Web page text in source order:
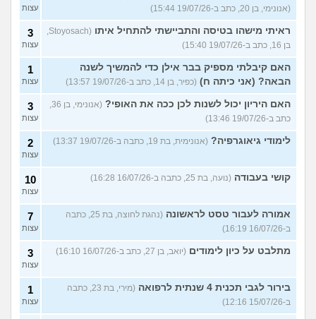
(אנונימי, בן 20, כתב ב-19/07/26 15:44) עצות
ראיתי מישהו בטיסה והתביישתי להתחיל איתו
(Stoyosach,
בן 16, כתב ב-19/07/26 15:40)
3
עצות
האם קיבלתי מספיק בבר אילן כדי להמשיך לשנה
הבאה? (אני כיתה ח) (כפיר, בן 14, כתב ב-19/07/26 13:57)
1
עצות
האם היריון יכול לשנות לכן ככה את האופי?
(אנונימי, בן 36,
כתב ב-19/07/26 13:46)
3
עצות
לימודי גיאוגרפיה? (אנונימית, בת 19, כתבה ב-19/07/26 13:37) 2
עצות
קושי בעבודה (נועה, בת 25, כתבה ב-16/07/26 16:28) 10
עצות
אמורה לעבור טסט לראשונה
(נהגת לחוצה, בת 25, כתבה
ב-16/07/26 16:19)
7
עצות
מתלבט על כיון לימודים (יואב, בן 27, כתב ב-16/07/26 16:10) 3
עצות
בירור לגבי תכנית 4 שנתית לרפואה
(מירי, בת 23, כתבה
ב-15/07/26 12:16)
1
עצות